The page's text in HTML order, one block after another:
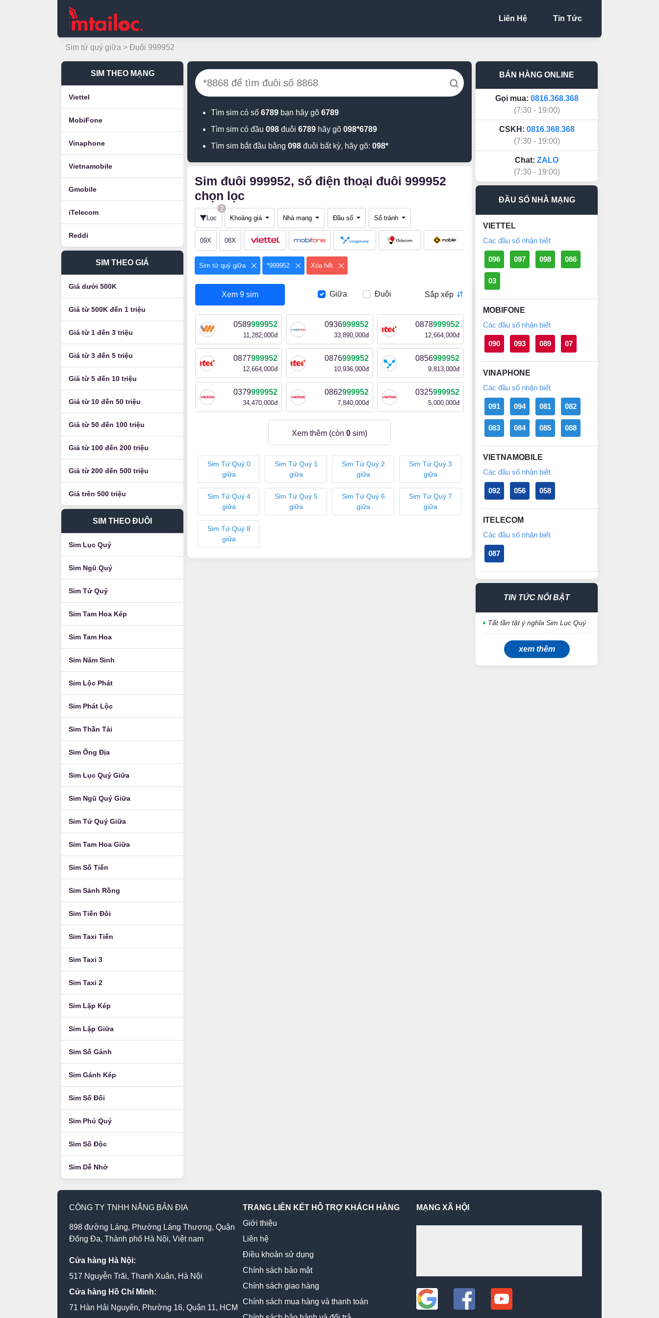
Liên Hệ Tin Tức
Sim tứ quý giữa > Đuôi 999952
SIM THEO MẠNG
Viettel
MobiFone
Vinaphone
Vietnamobile
Gmobile
iTelecom
Reddi
SIM THEO GIÁ
Giá dưới 500K
Giá từ 500K đến 1 triệu
Giá từ 1 đến 3 triệu
Giá từ 3 đến 5 triệu
Giá từ 5 đến 10 triệu
Giá từ 10 đến 50 triệu
Giá từ 50 đến 100 triệu
Giá từ 100 đến 200 triệu
Giá từ 200 đến 500 triệu
Giá trên 500 triệu
SIM THEO ĐUÔI
Sim Lục Quý
Sim Ngũ Quý
Sim Tứ Quý
Sim Tam Hoa Kép
Sim Tam Hoa
Sim Năm Sinh
Sim Lộc Phát
Sim Phát Lộc
Sim Thần Tài
Sim Ông Địa
Sim Lục Quý Giữa
Sim Ngũ Quý Giữa
Sim Tứ Quý Giữa
Sim Tam Hoa Giữa
Sim Số Tiến
Sim Sảnh Rồng
Sim Tiến Đôi
Sim Taxi Tiến
Sim Taxi 3
Sim Taxi 2
Sim Lặp Kép
Sim Lặp Giữa
Sim Số Gánh
Sim Gánh Kép
Sim Số Đối
Sim Phú Quý
Sim Số Độc
Sim Dễ Nhớ
Tìm sim có số 6789 bạn hãy gõ 6789
Tìm sim có đầu 098 đuôi 6789 hãy gõ 098*6789
Tìm sim bắt đầu bằng 098 đuôi bất kỳ, hãy gõ: 098*
Sim đuôi 999952, số điện thoại đuôi 999952
chọn lọc
Lọc
2
Khoảng giá
Nhà mạng Đầu số Số tránh
09X 08X
Sim tứ quý giữa *999952 Xóa hết
Xem 9 sim Giữa Đuôi Sắp xếp
0589999952
11,282,000đ
0936999952
33,890,000đ
0878999952
12,664,000đ
0877999952
12,664,000đ
0876999952
10,936,000đ
0856999952
9,813,000đ
0379999952
34,470,000đ
0862999952
7,840,000đ
0325999952
5,000,000đ
Xem thêm (còn 0 sim)
Sim Tứ Quý 0
giữa
Sim Tứ Quý 1
giữa
Sim Tứ Quý 2
giữa
Sim Tứ Quý 3
giữa
Sim Tứ Quý 4
giữa
Sim Tứ Quý 5
giữa
Sim Tứ Quý 6
giữa
Sim Tứ Quý 7
giữa
Sim Tứ Quý 8
giữa
BÁN HÀNG ONLINE
Gọi mua: 0816.368.368
(7:30 - 19:00)
CSKH: 0816.368.368
(7:30 - 19:00)
Chat: ZALO
(7:30 - 19:00)
ĐẦU SỐ NHÀ MẠNG
VIETTEL
Các đầu số nhận biết
096 097 098 086
03
MOBIFONE
Các đầu số nhận biết
090 093 089 07
VINAPHONE
Các đầu số nhận biết
091 094 081 082
083 084 085 088
VIETNAMOBILE
Các đầu số nhận biết
092 056 058
ITELECOM
Các đầu số nhận biết
087
TIN TỨC NỔI BẬT
Tất tần tật ý nghĩa Sim Lục Quý
xem thêm
CÔNG TY TNHH NẮNG BẢN ĐỊA
898 đường Láng, Phường Láng Thượng, Quận
Đống Đa, Thành phố Hà Nội, Việt nam
Cửa hàng Hà Nội:
517 Nguyễn Trãi, Thanh Xuân, Hà Nội
Cửa hàng Hồ Chí Minh:
71 Hàn Hải Nguyên, Phường 16, Quận 11, HCM
TRANG LIÊN KẾT HỖ TRỢ KHÁCH HÀNG
Giới thiệu
Liên hệ
Điều khoản sử dụng
Chính sách bảo mật
Chính sách giao hàng
Chính sách mua hàng và thanh toán
MẠNG XÃ HỘI